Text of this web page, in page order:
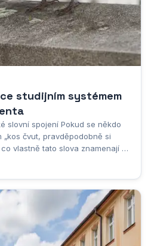
studijním systémem
slovní spojení Pokud se někdo
čvut, pravděpodobně si
vlastně tato slova znamenají a
čemu divit, protože „kos čvut